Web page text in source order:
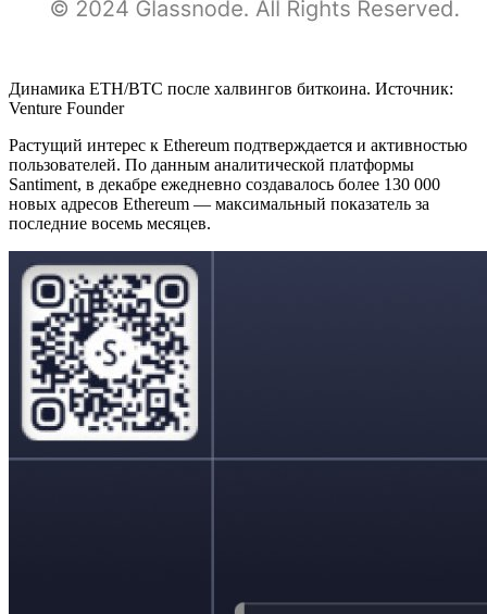
Динамика ETH/BTC после халвингов биткоина. Источник:
Venture Founder
Растущий интерес к Ethereum подтверждается и активностью
пользователей. По данным аналитической платформы
Santiment, в декабре ежедневно создавалось более 130 000
новых адресов Ethereum — максимальный показатель за
последние восемь месяцев.